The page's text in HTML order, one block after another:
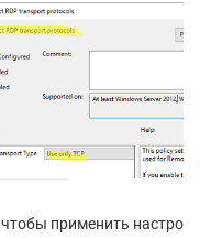
чтобы применить настро